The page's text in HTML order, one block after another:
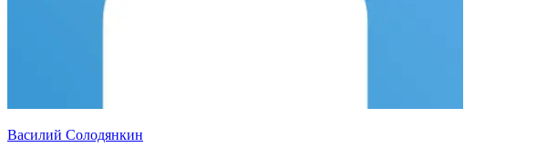
Василий Солодянкин